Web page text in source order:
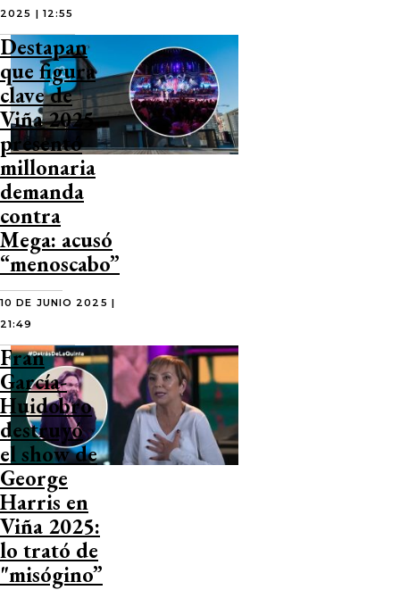
2025 | 12:55
Destapan
que figura
clave de
Viña 2025
presentó
millonaria
demanda
contra
Mega: acusó
“menoscabo”
10 DE JUNIO 2025 |
21:49
Fran
García-
Huidobro
destruyó
el show de
George
Harris en
Viña 2025:
lo trató de
"misógino”